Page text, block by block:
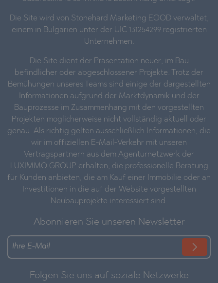
Die Site wird von Stonehard Marketing EOOD verwaltet,
einem in Bulgarien unter der UIC 131254299 registrierten
Unternehmen.
Die Site dient der Präsentation neuer, im Bau
befindlicher oder abgeschlossener Projekte. Trotz der
Bemühungen unseres Teams sind einige der dargestellten
Informationen aufgrund der Marktdynamik und der
Bauprozesse im Zusammenhang mit den vorgestellten
Projekten möglicherweise nicht vollständig aktuell oder
genau. Als richtig gelten ausschließlich Informationen, die
wir im offiziellen E-Mail-Verkehr mit unseren
Vertragspartnern aus dem Agenturnetzwerk der
LUXIMMO GROUP erhalten, die professionelle Beratung
für Kunden anbieten, die am Kauf einer Immobilie oder an
Investitionen in die auf der Website vorgestellten
Neubauprojekte interessiert sind.
Abonnieren Sie unseren Newsletter
Folgen Sie uns auf soziale Netzwerke